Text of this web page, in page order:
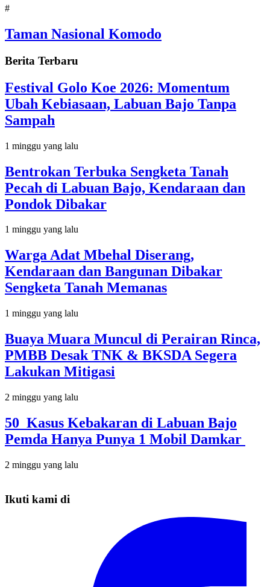
#
Taman Nasional Komodo
Berita Terbaru
Festival Golo Koe 2026: Momentum
Ubah Kebiasaan, Labuan Bajo Tanpa
Sampah
1 minggu yang lalu
Bentrokan Terbuka Sengketa Tanah
Pecah di Labuan Bajo, Kendaraan dan
Pondok Dibakar
1 minggu yang lalu
Warga Adat Mbehal Diserang,
Kendaraan dan Bangunan Dibakar
Sengketa Tanah Memanas
1 minggu yang lalu
Buaya Muara Muncul di Perairan Rinca,
PMBB Desak TNK & BKSDA Segera
Lakukan Mitigasi
2 minggu yang lalu
50 Kasus Kebakaran di Labuan Bajo
Pemda Hanya Punya 1 Mobil Damkar
2 minggu yang lalu
Ikuti kami di